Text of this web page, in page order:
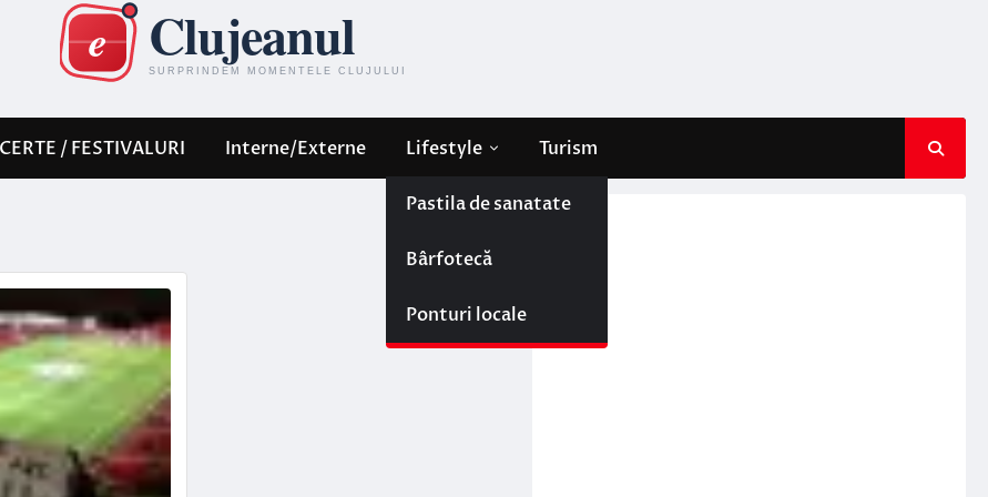
/ FESTIVALURI Interne/Externe Lifestyle
Pastila de sanatate
Bârfotecă
Ponturi locale
Turism